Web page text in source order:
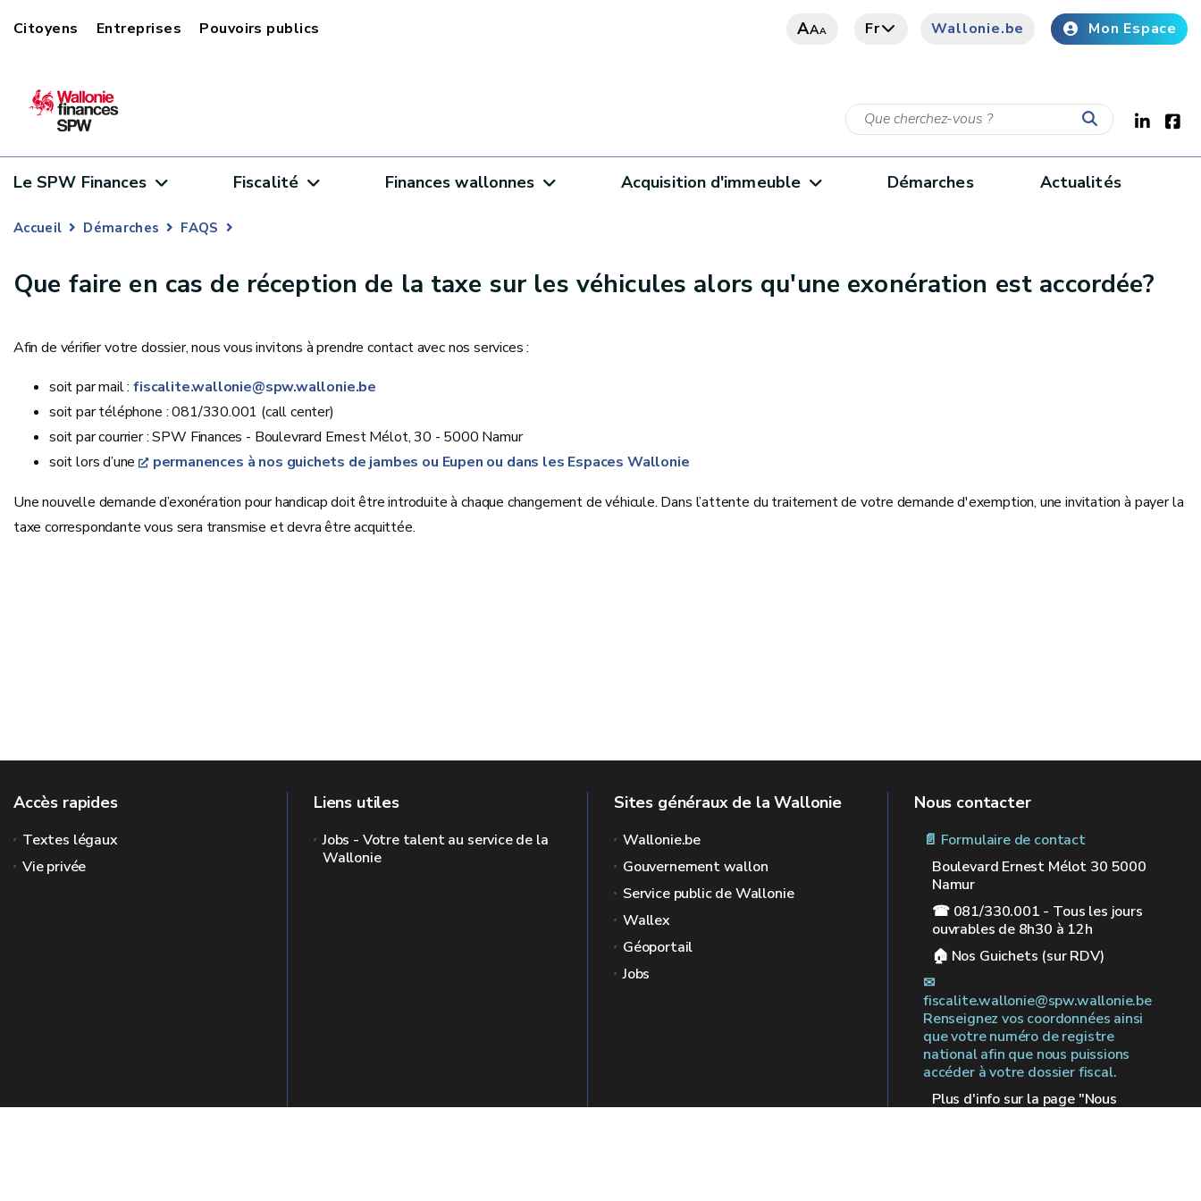
Citoyens Entreprises Pouvoirs publics AAA Fr Wallonie.be Mon Espace
Le SPW Finances Fiscalité Finances wallonnes Acquisition d'immeuble Démarches Actualités
Accueil Démarches FAQS
Que faire en cas de réception de la taxe sur les véhicules alors qu'une exonération est accordée?
Afin de vérifier votre dossier, nous vous invitons à prendre contact avec nos services :
soit par mail :fiscalite.wallonie@spw.wallonie.be
soit par téléphone : 081/330.001 (call center)
soit par courrier : SPW Finances - Boulevrard Ernest Mélot, 30 - 5000 Namur
soit lors d’une
permanences à nos guichets de jambes ou Eupen ou dans les Espaces Wallonie
Une nouvelle demande d’exonération pour handicap doit être introduite à chaque changement de véhicule. Dans l’attente du traitement de votre demande d'exemption, une invitation à payer la
taxe correspondante vous sera transmise et devra être acquittée.
Accès rapides
Textes légaux
Vie privée
Liens utiles
Jobs - Votre talent au service de la
Wallonie
Sites généraux de la Wallonie
Wallonie.be
Gouvernement wallon
Service public de Wallonie
Wallex
Géoportail
Jobs
Nous contacter
📄 Formulaire de contact
Boulevard Ernest Mélot 30 5000
Namur
☎ 081/330.001 - Tous les jours
ouvrables de 8h30 à 12h
🏠︎ Nos Guichets (sur RDV)
✉︎
fiscalite.wallonie@spw.wallonie.be
Renseignez vos coordonnées ainsi
que votre numéro de registre
national afin que nous puissions
accéder à votre dossier fiscal.
Plus d'info sur la page "Nous